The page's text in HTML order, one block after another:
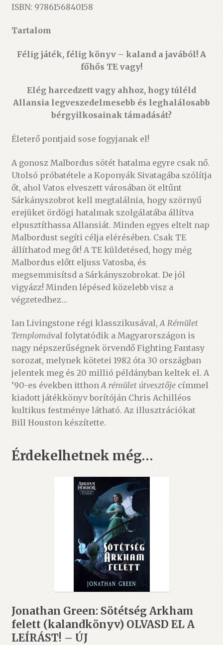
ISBN: 9786156840158
Tartalom
Félig játék, félig könyv – kaland a javából! A
főhős TE vagy!
Elég harcedzett vagy ahhoz, hogy túléld
Allansia legveszedelmesebb és leghalálosabb
bérgyilkosainak támadását?
Életerő pontjaid sose fogyjanak el!
A gonosz Malbordus sötét hatalma egyre csak nő.
Utolsó próbatétele a Koponyák Sivatagába szólítja
őt, ahol Vatos elveszett városában öt eltűnt
Sárkányszobrot kell megtalálnia, hogy szörnyű
erejüket ördögi hatalmak szolgálatába állítva
elpusztíthassa Allansiát. Minden egyes eltelt nap
Malbordust segíti célja elérésében. Csak TE
állíthatod meg őt! A TE küldetésed, hogy még
Malbordus előtt eljuss Vatosba, és
megsemmisítsd a Sárkányszobrokat. De jól
vigyázz! Minden lépésed közelebb visz a
végzetedhez…
Ian Livingstone régi klasszikusával,A Rémület
Templomával folytatódik a Magyarországon is
nagy népszerűségnek örvendő Fighting Fantasy
sorozat, melynek kötetei 1982 óta 30 országban
jelentek meg és 20 millió példányban keltek el. A
’90-es években itthonA rémület útvesztőjecímmel
kiadott játékkönyv borítóján Chris Achilléos
kultikus festménye látható. Az illusztrációkat
Bill Houston készítette.
Érdekelhetnek még…
Jonathan Green: Sötétség Arkham
felett (kalandkönyv) OLVASD EL A
LEÍRÁST! – ÚJ